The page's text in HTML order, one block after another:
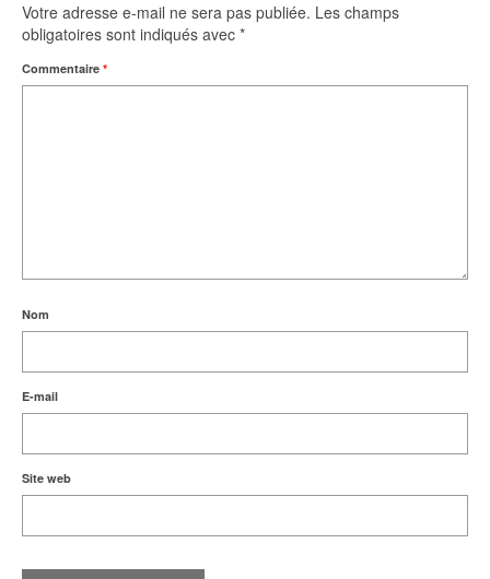
Votre adresse e-mail ne sera pas publiée. Les champs
obligatoires sont indiqués avec *
Commentaire *
Nom
E-mail
Site web